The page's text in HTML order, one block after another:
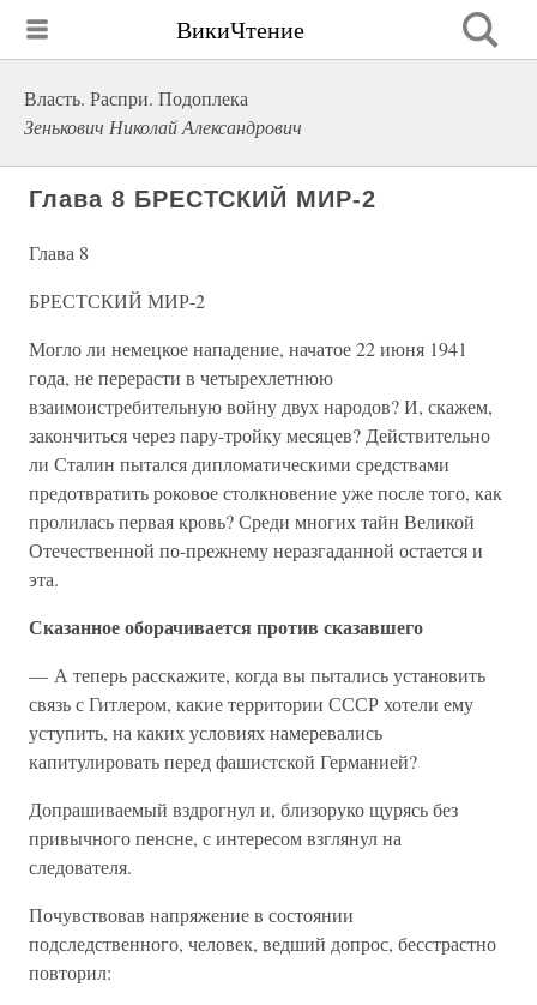
ВикиЧтение
Власть. Распри. Подоплека
Зенькович Николай Александрович
Глава 8 БРЕСТСКИЙ МИР-2
Глава 8
БРЕСТСКИЙ МИР-2
Могло ли немецкое нападение, начатое 22 июня 1941
года, не перерасти в четырехлетнюю
взаимоистребительную войну двух народов? И, скажем,
закончиться через пару-тройку месяцев? Действительно
ли Сталин пытался дипломатическими средствами
предотвратить роковое столкновение уже после того, как
пролилась первая кровь? Среди многих тайн Великой
Отечественной по-прежнему неразгаданной остается и
эта.
Сказанное оборачивается против сказавшего
— А теперь расскажите, когда вы пытались установить
связь с Гитлером, какие территории СССР хотели ему
уступить, на каких условиях намеревались
капитулировать перед фашистской Германией?
Допрашиваемый вздрогнул и, близоруко щурясь без
привычного пенсне, с интересом взглянул на
следователя.
Почувствовав напряжение в состоянии
подследственного, человек, ведший допрос, бесстрастно
повторил: